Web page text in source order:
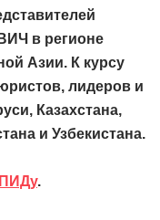
в регионе
Азии. К курсу
лидеров и
Казахстана,
и Узбекистана.
.